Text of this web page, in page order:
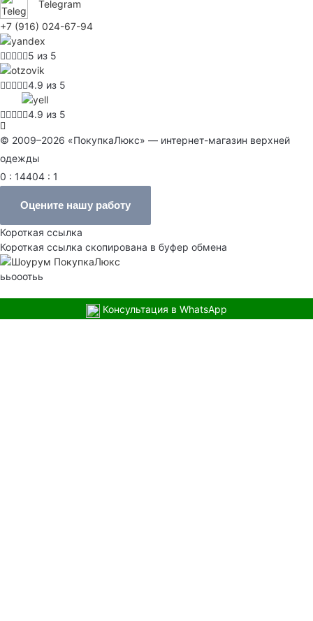
Telegram
+7 (916) 024-67-94
5 из 5
4.9 из 5
4.9 из 5
© 2009–2026 «ПокупкаЛюкс» — интернет-магазин верхней
одежды
0 : 14404 : 1
Оцените нашу работу
Короткая ссылка
Короткая ссылка скопирована в буфер обмена
ььооотьь
Консультация в WhatsApp